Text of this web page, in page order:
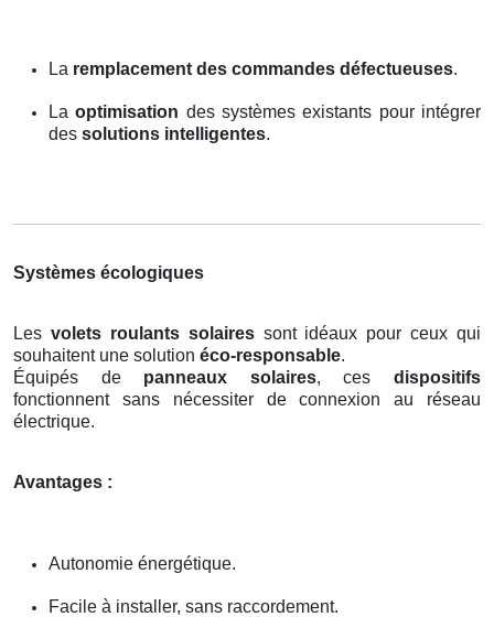
La remplacement des commandes défectueuses.
Laoptimisation des systèmes existants pour intégrer
des solutions intelligentes.
Systèmes écologiques
Les volets roulants solairessont idéaux pour ceux qui
souhaitent une solution éco-responsable.
Équipés de panneaux solaires, cesdispositifs
fonctionnent sans nécessiter de connexion au réseau
électrique.
Avantages :
Autonomie énergétique.
Facile à installer, sans raccordement.